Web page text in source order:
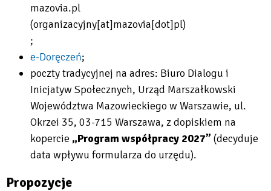
mazovia.pl
(organizacyjny[at]mazovia[dot]pl)
;
e-Doręczeń
Will
open
in
new
tab
;
poczty tradycyjnej na adres: Biuro Dialogu i
Inicjatyw Społecznych, Urząd Marszałkowski
Województwa Mazowieckiego w Warszawie, ul.
Okrzei 35, 03-715 Warszawa, z dopiskiem na
kopercie „Program współpracy 2027” (decyduje
data wpływu formularza do urzędu).
Propozycje